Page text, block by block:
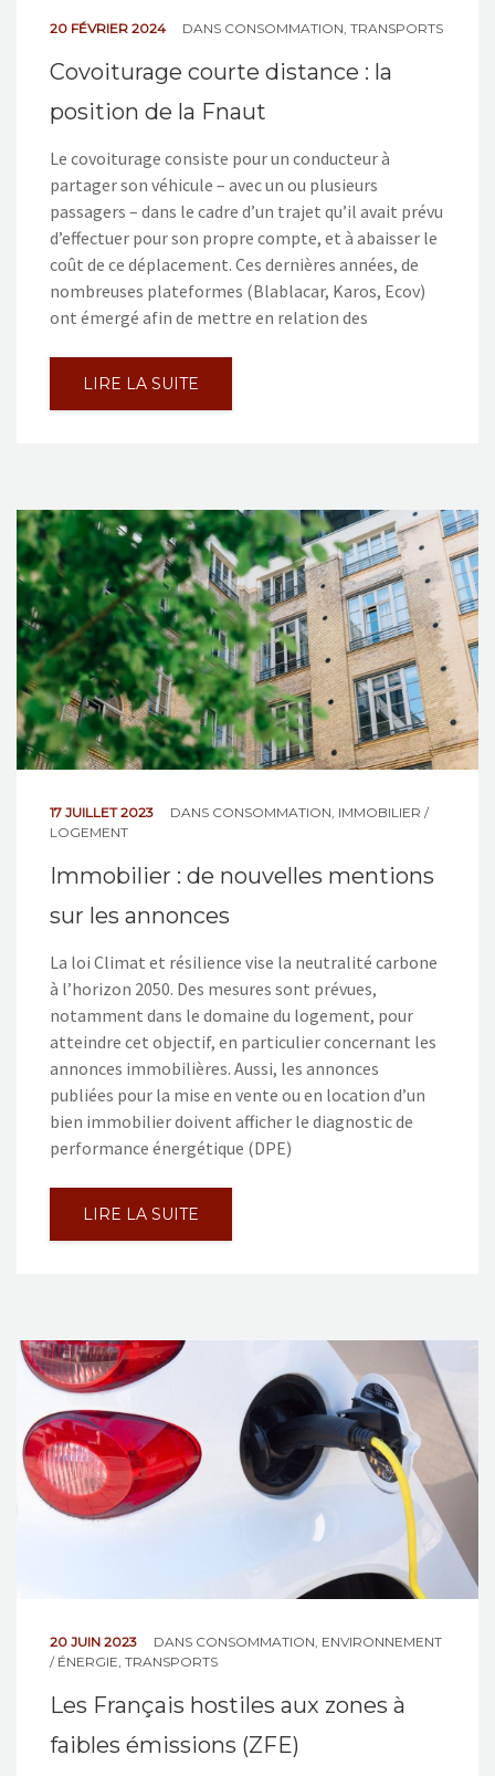
20 FÉVRIER 2024 DANS CONSOMMATION, TRANSPORTS
Covoiturage courte distance : la
position de la Fnaut
Le covoiturage consiste pour un conducteur à
partager son véhicule – avec un ou plusieurs
passagers – dans le cadre d’un trajet qu’il avait prévu
d’effectuer pour son propre compte, et à abaisser le
coût de ce déplacement. Ces dernières années, de
nombreuses plateformes (Blablacar, Karos, Ecov)
ont émergé afin de mettre en relation des
LIRE LA SUITE
17 JUILLET 2023 DANS CONSOMMATION IMMOBILIER /
LOGEMENT
Immobilier : de nouvelles mentions
sur les annonces
La loi Climat et résilience vise la neutralité carbone
à l’horizon 2050. Des mesures sont prévues,
notamment dans le domaine du logement, pour
atteindre cet objectif, en particulier concernant les
annonces immobilières. Aussi, les annonces
publiées pour la mise en vente ou en location d’un
bien immobilier doivent afficher le diagnostic de
performance énergétique (DPE)
LIRE LA SUITE
20 JUIN 2023 DANS CONSOMMATION, ENVIRONNEMENT
/ ÉNERGIE, TRANSPORTS
Les Français hostiles aux zones à
faibles émissions (ZFE)